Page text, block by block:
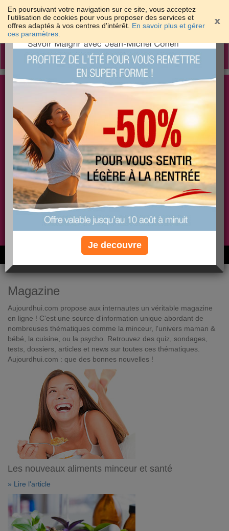
En poursuivant votre navigation sur ce site, vous acceptez
l'utilisation de cookies pour vous proposer des services et
offres adaptés à vos centres d'intérêt. En savoir plus et gérer
ces paramètres.
Toggle
Les meilleures solutions pour maigrir et être bien
dans sa peau
PLUS
EFFICACE
PLUS
SANTÉ
PLUS
COACHING
Non, je préfère le régime gratuit
6M de personnes ont maigri et réappris à manger avec nous
Magazine
Aujourdhui.com propose aux internautes un véritable magazine
en ligne ! C'est une source d'information unique abordant de
nombreuses thématiques comme la minceur, l'univers maman &
bébé, la cuisine, ou la psycho. Retrouvez des quiz, sondages,
tests, dossiers, articles et news sur toutes ces thématiques.
Aujourdhui.com : que des bonnes nouvelles !
Les nouveaux aliments minceur et santé
» Lire l'article
×
Je decouvre